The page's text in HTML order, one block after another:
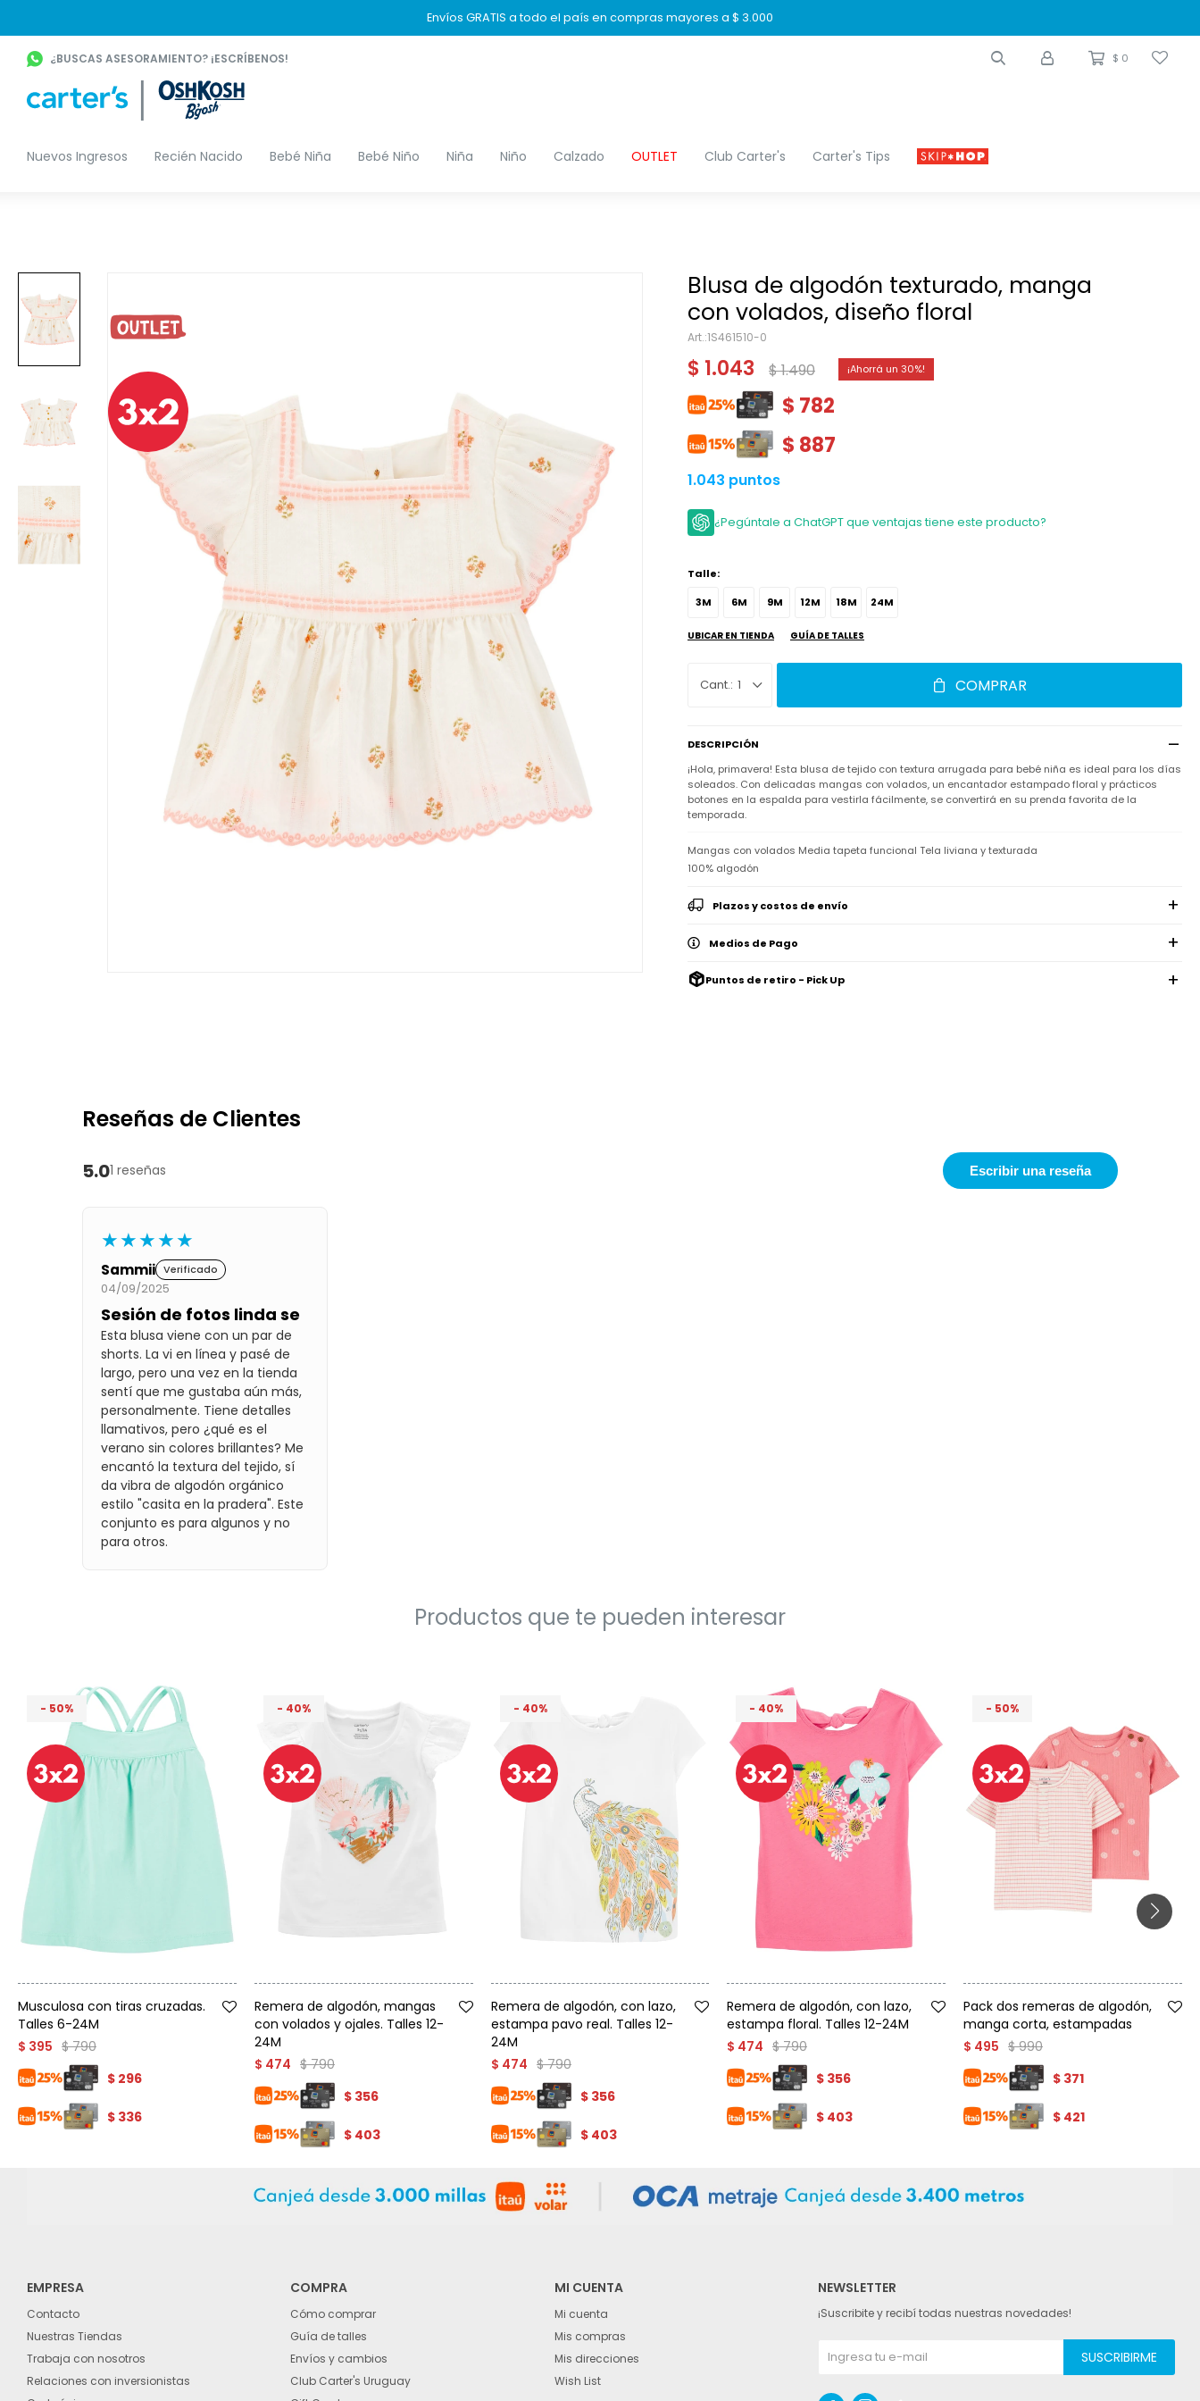
Envíos GRATIS a todo el país en compras mayores a $ 3.000
Nuevos Ingresos Recién Nacido Bebé Niña Bebé Niño Niña Niño Calzado OUTLET Club Carter's Carter's Tips
$ 0
¿BUSCAS ASESORAMIENTO? ¡ESCRÍBENOS!
Blusa de algodón texturado, manga
con volados, diseño floral
1S461510-0
$ 1.043 $1.490 30
$ 782
$ 887
1.043 puntos
¿Pegúntale a ChatGPT que ventajas tiene este producto?
Talle:
3M
6M 9M 12M 18M 24M
UBICAR EN TIENDA GUÍA DE TALLES
1 COMPRAR
DESCRIPCIÓN
¡Hola, primavera! Esta blusa de tejido con textura arrugada para bebé niña es ideal para los días
soleados. Con delicadas mangas con volados, un encantador estampado floral y prácticos
botones en la espalda para vestirla fácilmente, se convertirá en su prenda favorita de la
temporada.
Mangas con volados Media tapeta funcional Tela liviana y texturada
100% algodón
Plazos y costos de envío
Medios de Pago
Puntos de retiro - Pick Up
Reseñas de Clientes
5.01 reseñas Escribir una reseña
★★★★★
Sammii Verificado
04/09/2025
Sesión de fotos linda se
Esta blusa viene con un par de
shorts. La vi en línea y pasé de
largo, pero una vez en la tienda
sentí que me gustaba aún más,
personalmente. Tiene detalles
llamativos, pero ¿qué es el
verano sin colores brillantes? Me
encantó la textura del tejido, sí
da vibra de algodón orgánico
estilo "casita en la pradera". Este
conjunto es para algunos y no
para otros.
Productos que te pueden interesar
50
Musculosa con tiras cruzadas.
Talles 6-24M
$ 395 $ 790
$ 296
$ 336
40
Remera de algodón, mangas
con volados y ojales. Talles 12-
24M
$ 474 $ 790
$ 356
$ 403
40
Remera de algodón, con lazo,
estampa pavo real. Talles 12-
24M
$ 474 $ 790
$ 356
$ 403
40
Remera de algodón, con lazo,
estampa floral. Talles 12-24M
$ 474 $ 790
$ 356
$ 403
50
Pack dos remeras de algodón,
manga corta, estampadas
$ 495 $ 990
$ 371
$ 421
EMPRESA
Contacto
Nuestras Tiendas
Trabaja con nosotros
Relaciones con inversionistas
COMPRA
Cómo comprar
Guía de talles
Envíos y cambios
Club Carter's Uruguay
MI CUENTA
Mi cuenta
Mis compras
Mis direcciones
Wish List
NEWSLETTER
¡Suscribite y recibí todas nuestras novedades!
SUSCRIBIRME